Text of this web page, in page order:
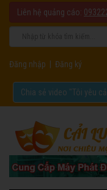
Liên hệ quảng cáo:
Đăng nhập Đăng ký
Chia sẻ video "Tôi yêu